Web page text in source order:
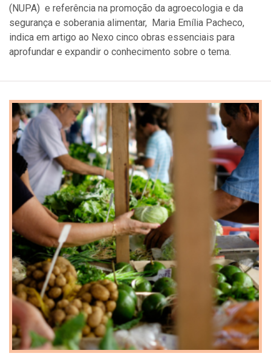
(NUPA) e referência na promoção da agroecologia e da
segurança e soberania alimentar, Maria Emília Pacheco,
indica em artigo ao Nexo cinco obras essenciais para
aprofundar e expandir o conhecimento sobre o tema.